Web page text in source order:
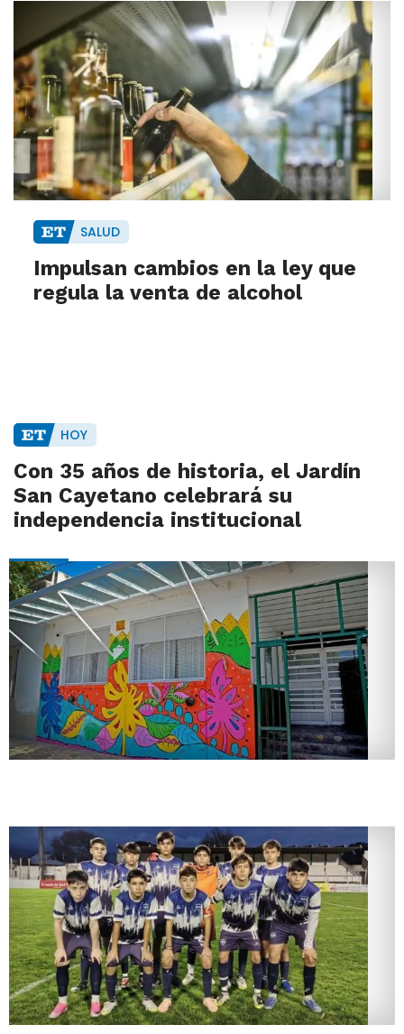
SALUD
Impulsan cambios en la ley que
regula la venta de alcohol
HOY
Con 35 años de historia, el Jardín
San Cayetano celebrará su
independencia institucional